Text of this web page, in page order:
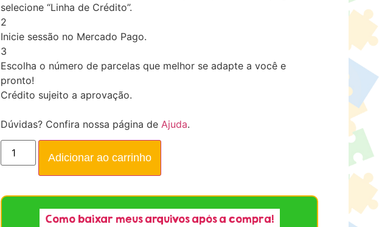
selecione “Linha de Crédito”.
2
Inicie sessão no Mercado Pago.
3
Escolha o número de parcelas que melhor se adapte a você e
pronto!
Crédito sujeito a aprovação.
Dúvidas? Confira nossa página de Ajuda.
Adicionar ao carrinho
Como baixar meus arquivos após a compra!